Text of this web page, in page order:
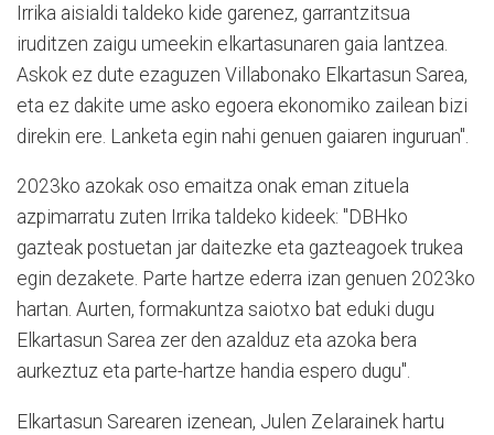
Irrika aisialdi taldeko kide garenez, garrantzitsua
iruditzen zaigu umeekin elkartasunaren gaia lantzea.
Askok ez dute ezaguzen Villabonako Elkartasun Sarea,
eta ez dakite ume asko egoera ekonomiko zailean bizi
direkin ere. Lanketa egin nahi genuen gaiaren inguruan".
2023ko azokak oso emaitza onak eman zituela
azpimarratu zuten Irrika taldeko kideek: "DBHko
gazteak postuetan jar daitezke eta gazteagoek trukea
egin dezakete. Parte hartze ederra izan genuen 2023ko
hartan. Aurten, formakuntza saiotxo bat eduki dugu
Elkartasun Sarea zer den azalduz eta azoka bera
aurkeztuz eta parte-hartze handia espero dugu".
Elkartasun Sarearen izenean, Julen Zelarainek hartu